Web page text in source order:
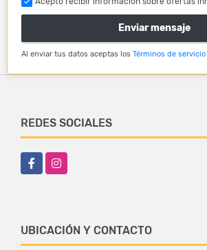
Enviar mensaje
Al enviar tus datos aceptas los Términos de
REDES SOCIALES
FacebookInstagram
UBICACIÓN Y CONTACTO